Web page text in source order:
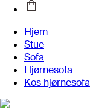
Hjem
Stue
Sofa
Hjørnesofa
Kos hjørnesofa